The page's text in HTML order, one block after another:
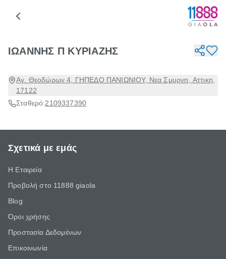
ΙΩΑΝΝΗΣ Π ΚΥΡΙΑΖΗΣ
Αγ. Θεοδώρων 4, ΓΗΠΕΔΟ ΠΑΝΙΩΝΙΟΥ, Νεα Σμυρνη, Αττικη,
17122
Σταθερό:2109337390
Σχετικά με εμάς
Η Εταιρεία
Προβολή στο 11888 giaola
Blog
Όροι χρήσης
Προστασία Δεδομένων
Επικοινωνία